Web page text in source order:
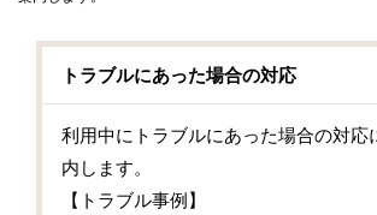
トラブルにあった場合の対応
利用中にトラブルにあった場合の対応
内します。
【トラブル事例】